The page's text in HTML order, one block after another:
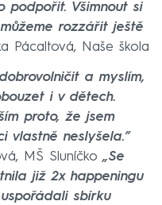
podpořit. Všimnout si
rozzářit ještě
Pácaltová, Naše škola
a myslím,
i v dětech.
proto, že jsem
vlastně neslyšela.”
MŠ Sluníčko„Se
již 2x happeningu
sbírku